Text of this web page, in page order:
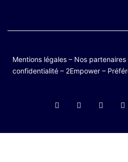
Mentions légales – Nos partenaires
confidentialité – 2Empower –